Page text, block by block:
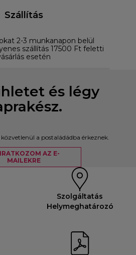
Szállítás
2-3 munkanapon belül
szállítás 17500 Ft feletti
esetén
és légy
a postaládádba érkeznek.
AZ E-
MAILEKRE
Szolgáltatás
Helymeghatározó